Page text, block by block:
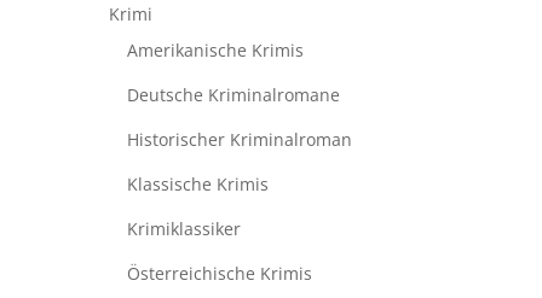
Krimi
Amerikanische Krimis
Deutsche Kriminalromane
Historischer Kriminalroman
Klassische Krimis
Krimiklassiker
Österreichische Krimis